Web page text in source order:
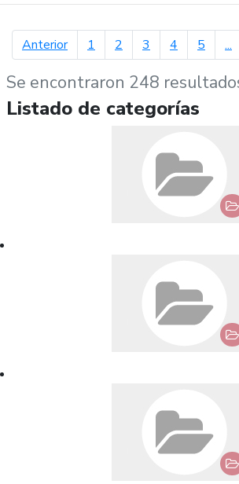
Anteriorpágina anterior
1 2 3 4 5 ...
Se encontraron 248
Listado de categorías